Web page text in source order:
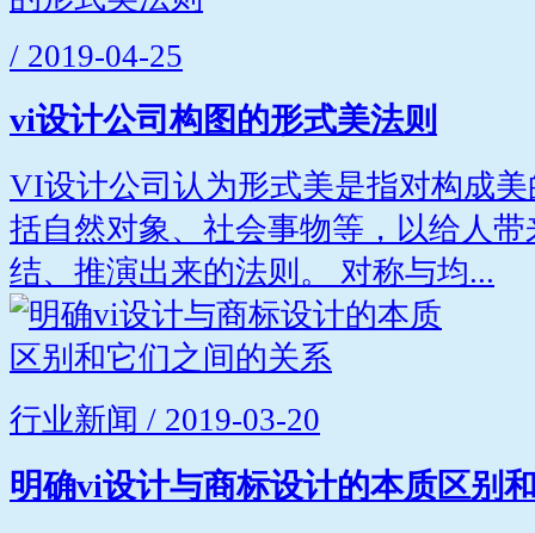
/ 2019-04-25
vi设计公司构图的形式美法则
VI设计公司认为形式美是指对构成
括自然对象、社会事物等，以给人
结、推演出来的法则。 对称与均...
行业新闻 / 2019-03-20
明确vi设计与商标设计的本质区别